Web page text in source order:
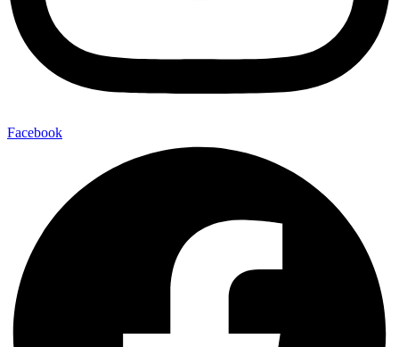
Facebook